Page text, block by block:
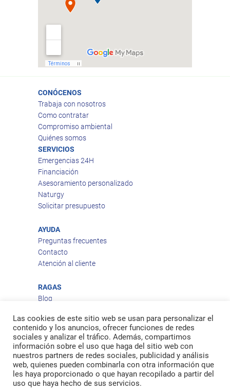
CONÓCENOS
Trabaja con nosotros
Como contratar
Compromiso ambiental
Quiénes somos
SERVICIOS
Emergencias 24H
Financiación
Asesoramiento personalizado
Naturgy
Solicitar presupuesto
AYUDA
Preguntas frecuentes
Contacto
Atención al cliente
RAGAS
Blog
Política de privacidad
Política de cookies
Política de envío
Política de devoluciones
Las cookies de este sitio web se usan para personalizar el
contenido y los anuncios, ofrecer funciones de redes
sociales y analizar el tráfico. Además, compartimos
información sobre el uso que haga del sitio web con
nuestros partners de redes sociales, publicidad y análisis
web, quienes pueden combinarla con otra información que
les haya proporcionado o que hayan recopilado a partir del
uso que haya hecho de sus servicios.